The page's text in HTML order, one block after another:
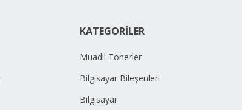
KATEGORİLER
Muadil Tonerler
Bilgisayar Bileşenleri
Bilgisayar